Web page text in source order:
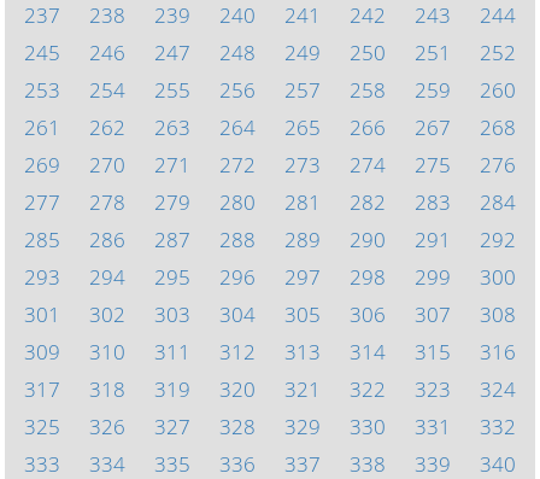
237
238 239 240 241 242 243
244
245
246 247 248 249 250 251
252
253
254 255 256 257 258 259
260
261
262 263 264 265 266 267
268
269
270 271 272 273 274 275
276
277
278 279 280 281 282 283
284
285
286 287 288 289 290 291
292
293
294 295 296 297 298 299
300
301
302 303 304 305 306 307
308
309
310 311 312 313 314 315
316
317
318 319 320 321 322 323
324
325
326 327 328 329 330 331
332
333
334 335 336 337 338 339
340